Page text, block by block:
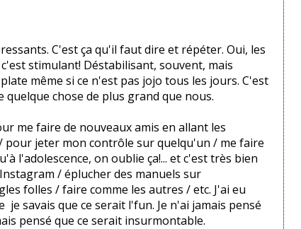
C'est ça qu'il faut dire et répéter. Oui, les
c'est stimulant! Déstabilisant, souvent, mais
même si ce n'est pas jojo tous les jours. C'est
chose de plus grand que nous.
me faire de nouveaux amis en allant les
pour jeter mon contrôle sur quelqu'un / me faire
l'adolescence, on oublie ça!... et c'est très bien
/ éplucher des manuels sur
folles / faire comme les autres / etc. J'ai eu
savais que ce serait l'fun. Je n'ai jamais pensé
pensé que ce serait insurmontable.